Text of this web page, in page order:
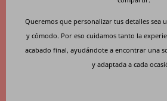
Queremos que personalizar tus detalles sea
y cómodo. Por eso cuidamos tanto la
acabado final, ayudándote a encontrar una
y adaptada a cada